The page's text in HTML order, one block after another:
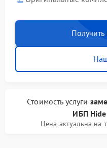
Получить
Стоимость услуги
ИБП
Цена актуальна на